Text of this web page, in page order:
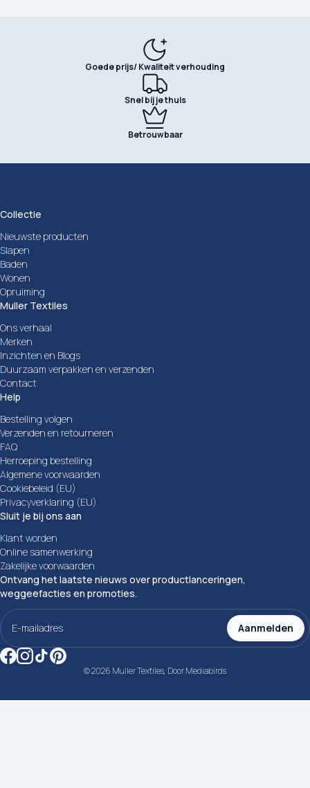
Goede prijs/ Kwaliteit verhouding
Snel bij je thuis
Betrouwbaar
Collectie
Nieuwste producten
Slapen
Baden
Wonen
Opruiming
Muller Textiles
Ons verhaal
Merken
Inzichten en Blogs
Duurzaam verpakken en verzenden
Contact
Help
Bestelling volgen
Verzenden en retourneren
FAQ
Herroeping bestelling
Algemene voorwaarden
Cookiebeleid (EU)
Privacyverklaring (EU)
Sluit je bij ons aan
Klant worden
Online samenwerking
Zakelijke voorwaarden
Ontvang het laatste nieuws over productlanceringen,
weggeefacties en promoties.
E-
mailadres
(Vereist)
Aanmelden
© 2026 Muller Textiles, DoorMediabirds